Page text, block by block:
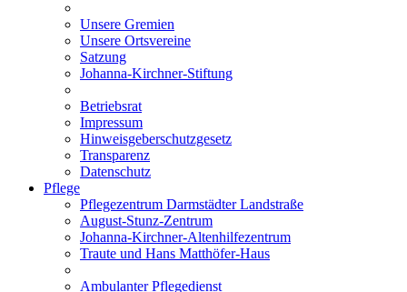
Unsere Gremien
Unsere Ortsvereine
Satzung
Johanna-Kirchner-Stiftung
Betriebsrat
Impressum
Hinweisgeberschutzgesetz
Transparenz
Datenschutz
Pflege
Pflegezentrum Darmstädter Landstraße
August-Stunz-Zentrum
Johanna-Kirchner-Altenhilfezentrum
Traute und Hans Matthöfer-Haus
Ambulanter Pflegedienst